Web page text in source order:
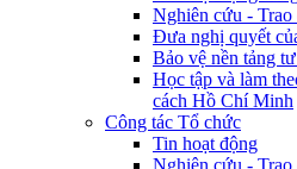
Nghiên cứu - Trao
Đưa nghị quyết
Bảo vệ nền tảng
Học tập và làm
cách Hồ Chí Minh
Công tác Tổ chức
Tin hoạt động
Nghiên cứu - Trao